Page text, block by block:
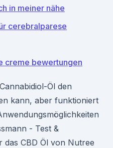
in meiner nähe
cerebralparese
creme bewertungen
Öl den
kann, aber funktioniert
- Test &
das CBD Öl von Nutree